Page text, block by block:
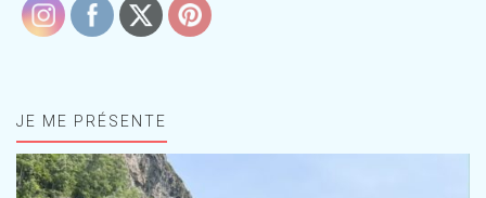
JE ME PRÉSENTE